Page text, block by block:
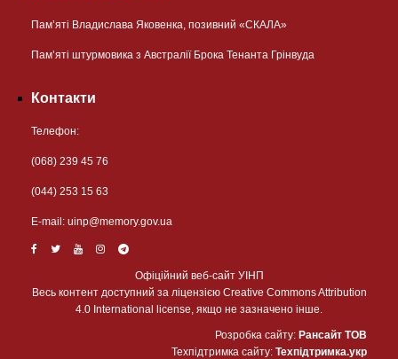
Пам’яті Владислава Яковенка, позивний «СКАЛА»
Пам’яті штурмовика з Австралії Брока Тенанта Грінвуда
Контакти
Телефон:
(068) 239 45 76
(044) 253 15 63
Е-mail: uinp@memory.gov.ua
Офіційний веб-сайт УІНП
Весь контент доступний за ліцензією Creative Commons Attribution
4.0 International license, якщо не зазначено інше.
Розробка сайту: Рансайт ТОВ
Техпідтримка сайту: Техпідтримка.укр